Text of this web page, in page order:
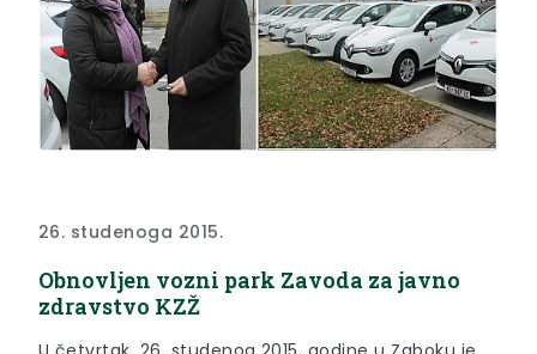
26. studenoga 2015.
Obnovljen vozni park Zavoda za javno
zdravstvo KZŽ